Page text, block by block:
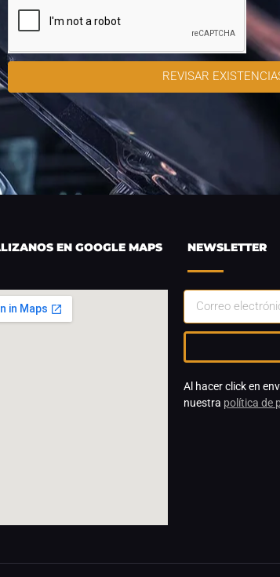
REVISAR
EN GOOGLE MAPS NEWSLETTER
Al hacer click en
nuestra política de